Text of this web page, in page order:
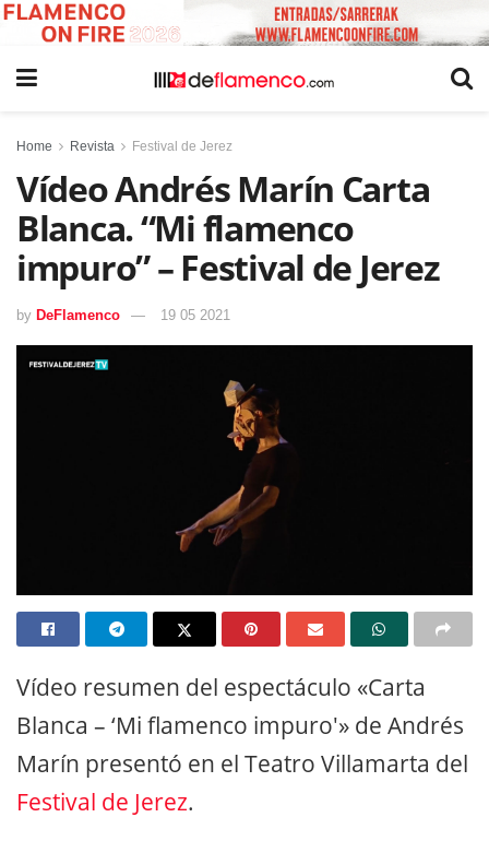
Home Revista Festival de Jerez
Vídeo Andrés Marín Carta
Blanca. “Mi flamenco
impuro” – Festival de Jerez
by DeFlamenco 19 05 2021
Vídeo resumen del espectáculo «Carta
Blanca – ‘Mi flamenco impuro'» de Andrés
Marín presentó en el Teatro Villamarta del
Festival de Jerez.